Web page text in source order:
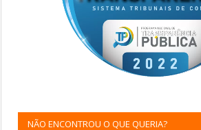
NÃO ENCONTROU O QUE QUERIA?